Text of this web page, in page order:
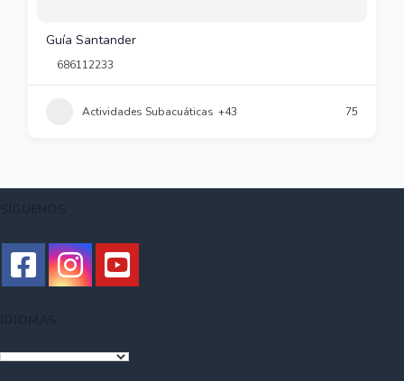
Guía Santander
686112233
Actividades Subacuáticas +43 75